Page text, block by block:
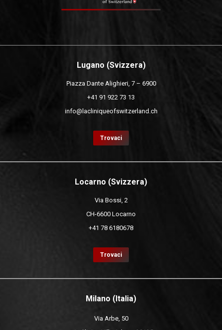
Lugano (Svizzera)
Piazza Dante Alighieri, 7 – 6900
+41 91 922 73 13
info@lacliniqueofswitzerland.ch
Trovaci
Locarno (Svizzera)
Via Bossi, 2
CH-6600 Locarno
+41 78 6180678
Trovaci
Milano (Italia)
Via Arbe, 50